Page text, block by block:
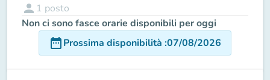
person 1 posto
Non ci sono fasce orarie disponibili per oggi
date_rangeProssima disponibilità :07/08/2026